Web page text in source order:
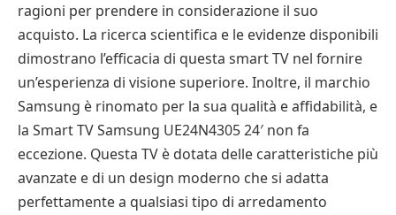
ragioni per prendere in considerazione il suo
acquisto. La ricerca scientifica e le evidenze disponibili
dimostrano l’efficacia di questa smart TV nel fornire
un’esperienza di visione superiore. Inoltre, il marchio
Samsung è rinomato per la sua qualità e affidabilità, e
la Smart TV Samsung UE24N4305 24′ non fa
eccezione. Questa TV è dotata delle caratteristiche più
avanzate e di un design moderno che si adatta
perfettamente a qualsiasi tipo di arredamento